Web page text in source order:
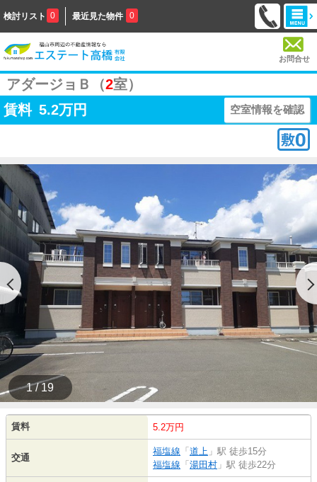
検討リスト 0 最近見た物件 0
お問合せ
アダージョＢ（2室）
賃料 5.2万円 空室情報を確認
1 / 19
賃料 5.2万円
交通
福塩線 「 道上 」駅 徒歩15分
福塩線 「 湯田村 」駅 徒歩22分